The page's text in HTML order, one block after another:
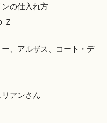
の仕入れ方
Ｚ
、アルザス、コート・デ
アンさん